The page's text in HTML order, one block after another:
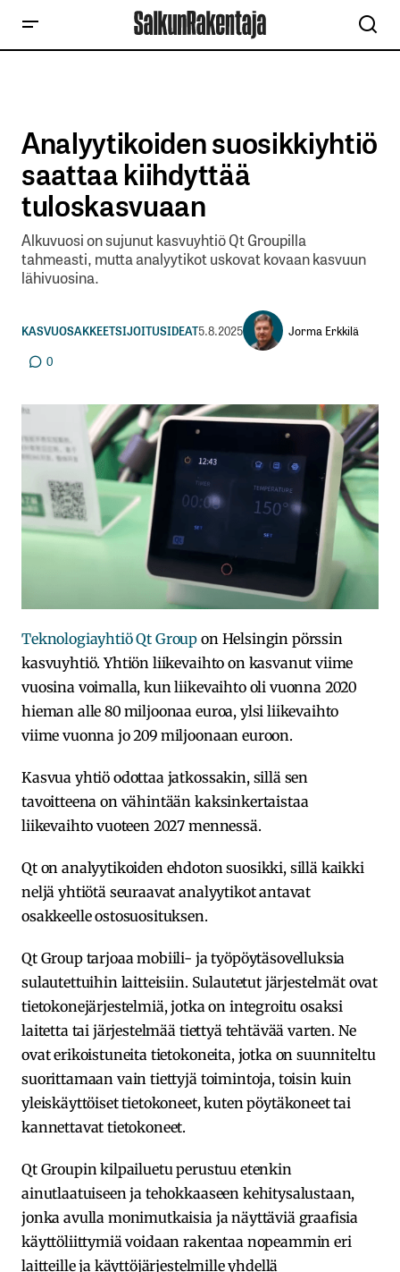
Analyytikoiden suosikkiyhtiö
saattaa kiihdyttää
tuloskasvuaan
Alkuvuosi on sujunut kasvuyhtiö Qt Groupilla
tahmeasti, mutta analyytikot uskovat kovaan kasvuun
lähivuosina.
KASVUOSAKKEETSIJOITUSIDEAT5.8.2025
Jorma Erkkilä
0
Teknologiayhtiö Qt Group on Helsingin pörssin
kasvuyhtiö. Yhtiön liikevaihto on kasvanut viime
vuosina voimalla, kun liikevaihto oli vuonna 2020
hieman alle 80 miljoonaa euroa, ylsi liikevaihto
viime vuonna jo 209 miljoonaan euroon.
Kasvua yhtiö odottaa jatkossakin, sillä sen
tavoitteena on vähintään kaksinkertaistaa
liikevaihto vuoteen 2027 mennessä.
Qt on analyytikoiden ehdoton suosikki, sillä kaikki
neljä yhtiötä seuraavat analyytikot antavat
osakkeelle ostosuosituksen.
Qt Group tarjoaa mobiili- ja työpöytäsovelluksia
sulautettuihin laitteisiin. Sulautetut järjestelmät ovat
tietokonejärjestelmiä, jotka on integroitu osaksi
laitetta tai järjestelmää tiettyä tehtävää varten. Ne
ovat erikoistuneita tietokoneita, jotka on suunniteltu
suorittamaan vain tiettyjä toimintoja, toisin kuin
yleiskäyttöiset tietokoneet, kuten pöytäkoneet tai
kannettavat tietokoneet.
Qt Groupin kilpailuetu perustuu etenkin
ainutlaatuiseen ja tehokkaaseen kehitysalustaan,
jonka avulla monimutkaisia ja näyttäviä graafisia
käyttöliittymiä voidaan rakentaa nopeammin eri
laitteille ja käyttöjärjestelmille yhdellä